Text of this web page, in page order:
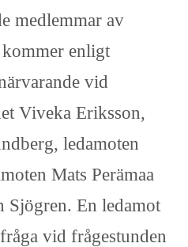
medlemmar av
enligt
vid
Viveka Eriksson,
ledamoten
Mats Perämaa
Sjögren. En ledamot
vid frågestunden